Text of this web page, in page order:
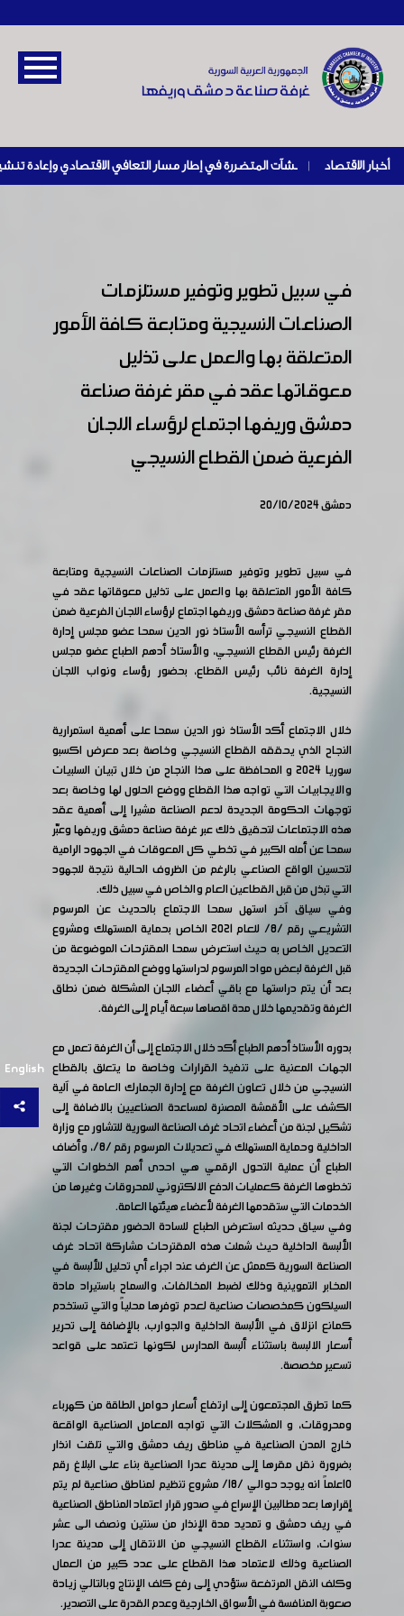
أخبار الاقتصاد |
English
في سبيل تطوير وتوفير مستلزمات
الصناعات النسيجية ومتابعة كافة الأمور
المتعلقة بها والعمل على تذليل
معوقاتها عقد في مقر غرفة صناعة
دمشق وريفها اجتماع لرؤساء اللجان
الفرعية ضمن القطاع النسيجي
دمشق 20/10/2024
في سبيل تطوير وتوفير مستلزمات الصناعات النسيجية ومتابعة
كافة الأمور المتعلقة بها والعمل على تذليل معوقاتها عقد في
مقر غرفة صناعة دمشق وريفها اجتماع لرؤساء اللجان الفرعية ضمن
القطاع النسيجي ترأسه الأستاذ نور الدين سمحا عضو مجلس إدارة
الغرفة رئيس القطاع النسيجي، والأستاذ أدهم الطباع عضو مجلس
إدارة الغرفة نائب رئيس القطاع، بحضور رؤساء ونواب اللجان
النسيجية.
خلال الاجتماع أكد الأستاذ نور الدين سمحا على أهمية استمرارية
النجاح الذي يحققه القطاع النسيجي وخاصة بعد معرض اكسبو
سوريا 2024 و المحافظة على هذا النجاح من خلال تبيان السلبيات
والايجابيات التي تواجه هذا القطاع ووضع الحلول لها وخاصة بعد
توجهات الحكومة الجديدة لدعم الصناعة مشيرا إلى أهمية عقد
هذه الاجتماعات لتحقيق ذلك عبر غرفة صناعة دمشق وريفها وعبّر
سمحا عن أمله الكبير في تخطي كل المعوقات في الجهود الرامية
لتحسين الواقع الصناعي بالرغم من الظروف الحالية نتيجة للجهود
التي تبذل من قبل القطاعين العام والخاص في سبيل ذلك.
وفي سياق آخر استهل سمحا الاجتماع بالحديث عن المرسوم
التشريعي رقم /8/ للعام 2021 الخاص بحماية المستهلك ومشروع
التعديل الخاص به حيث استعرض سمحا المقترحات الموضوعة من
قبل الغرفة لبعض مواد المرسوم لدراستها ووضع المقترحات الجديدة
بعد أن يتم دراستها مع باقي أعضاء اللجان المشكلة ضمن نطاق
الغرفة وتقديمها خلال مدة اقصاها سبعة أيام إلى الغرفة.
بدوره الأستاذ أدهم الطباع أكد خلال الاجتماع إلى أن الغرفة تعمل مع
الجهات المعنية على تنفيذ القرارات وخاصة ما يتعلق بالقطاع
النسيجي من خلال تعاون الغرفة مع إدارة الجمارك العامة في آلية
الكشف على الأقمشة المصنرة لمساعدة الصناعيين بالاضافة إلى
تشكيل لجنة من أعضاء اتحاد غرف الصناعة السورية للتشاور مع وزارة
الداخلية وحماية المستهلك في تعديلات المرسوم رقم /8/، وأضاف
الطباع أن عملية التحول الرقمي هي احدى أهم الخطوات التي
تخطوها الغرفة كعمليات الدفع الالكتروني للمحروقات وغيرها من
الخدمات التي ستقدمها الغرفة لأعضاء هيئتها العامة.
وفي سياق حديثه استعرض الطباع للسادة الحضور مقترحات لجنة
الألبسة الداخلية حيث شملت هذه المقترحات مشاركة اتحاد غرف
الصناعة السورية كممثل عن الغرف عند اجراء أي تحليل للألبسة في
المخابر التموينية وذلك لضبط المخالفات، والسماح باستيراد مادة
السيلكون كمخصصات صناعية لعدم توفرها محلياً والتي تستخدم
كمانع انزلاق في الألبسة الداخلية والجوارب، بالإضافة إلى تحرير
أسعار الالبسة باستثناء ألبسة المدارس لكونها تعتمد على قواعد
تسعير مخصصة.
كما تطرق المجتمعون إلى ارتفاع أسعار حوامل الطاقة من كهرباء
ومحروقات، و المشكلات التي تواجه المعامل الصناعية الواقعة
خارج المدن الصناعية في مناطق ريف دمشق والتي تلقت انذار
بضرورة نقل مقرها إلى مدينة عدرا الصناعية بناء على البلاغ رقم
10علماً انه يوجد حوالي /18/ مشروع تنظيم لمناطق صناعية لم يتم
إقرارها بعد مطالبين الإسراع في صدور قرار اعتماد المناطق الصناعية
في ريف دمشق و تمديد مدة الإنذار من سنتين ونصف الى عشر
سنوات، واستثناء القطاع النسيجي من الانتقال إلى مدينة عدرا
الصناعية وذلك لاعتماد هذا القطاع على عدد كبير من العمال
وكلف النقل المرتفعة ستؤدي إلى رفع كلف الإنتاج وبالتالي زيادة
صعوبة المنافسة في الأسواق الخارجية وعدم القدرة على التصدير.